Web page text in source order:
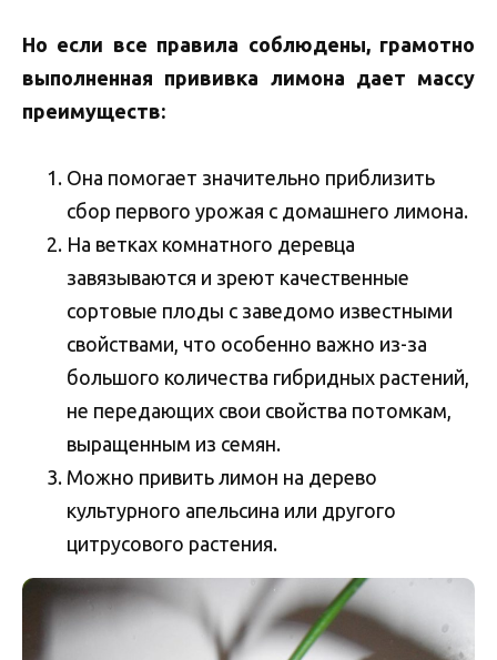
Но если все правила соблюдены, грамотно
выполненная прививка лимона дает массу
преимуществ:
Она помогает значительно приблизить
сбор первого урожая с домашнего лимона.
На ветках комнатного деревца
завязываются и зреют качественные
сортовые плоды с заведомо известными
свойствами, что особенно важно из-за
большого количества гибридных растений,
не передающих свои свойства потомкам,
выращенным из семян.
Можно привить лимон на дерево
культурного апельсина или другого
цитрусового растения.